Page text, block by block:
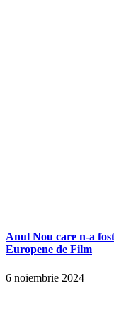
Anul Nou care n-a
Europene de Film
6 noiembrie 2024